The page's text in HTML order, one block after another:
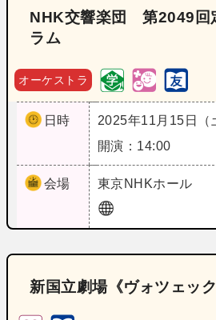
NHK交響楽団 第2049回
ラム
オーケストラ
日時
2025年11月15日（
開演：14:00
会場 東京NHKホール
新国立劇場《ヴォツェック